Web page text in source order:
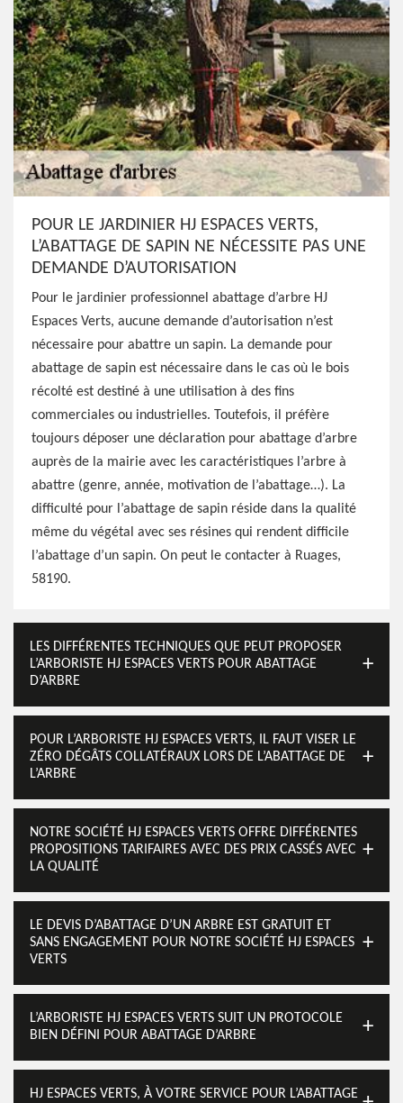
POUR LE JARDINIER HJ ESPACES VERTS,
L’ABATTAGE DE SAPIN NE NÉCESSITE PAS UNE
DEMANDE D’AUTORISATION
Pour le jardinier professionnel abattage d’arbre HJ
Espaces Verts, aucune demande d’autorisation n’est
nécessaire pour abattre un sapin. La demande pour
abattage de sapin est nécessaire dans le cas où le bois
récolté est destiné à une utilisation à des fins
commerciales ou industrielles. Toutefois, il préfère
toujours déposer une déclaration pour abattage d’arbre
auprès de la mairie avec les caractéristiques l’arbre à
abattre (genre, année, motivation de l’abattage…). La
difficulté pour l’abattage de sapin réside dans la qualité
même du végétal avec ses résines qui rendent difficile
l’abattage d’un sapin. On peut le contacter à Ruages,
58190.
LES DIFFÉRENTES TECHNIQUES QUE PEUT PROPOSER
L’ARBORISTE HJ ESPACES VERTS POUR ABATTAGE
D’ARBRE
POUR L’ARBORISTE HJ ESPACES VERTS, IL FAUT VISER LE
ZÉRO DÉGÂTS COLLATÉRAUX LORS DE L’ABATTAGE DE
L’ARBRE
NOTRE SOCIÉTÉ HJ ESPACES VERTS OFFRE DIFFÉRENTES
PROPOSITIONS TARIFAIRES AVEC DES PRIX CASSÉS AVEC
LA QUALITÉ
LE DEVIS D’ABATTAGE D’UN ARBRE EST GRATUIT ET
SANS ENGAGEMENT POUR NOTRE SOCIÉTÉ HJ ESPACES
VERTS
L’ARBORISTE HJ ESPACES VERTS SUIT UN PROTOCOLE
BIEN DÉFINI POUR ABATTAGE D’ARBRE
HJ ESPACES VERTS, À VOTRE SERVICE POUR L’ABATTAGE